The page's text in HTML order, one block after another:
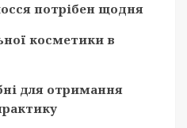
потрібен щодня
косметики в
для отримання